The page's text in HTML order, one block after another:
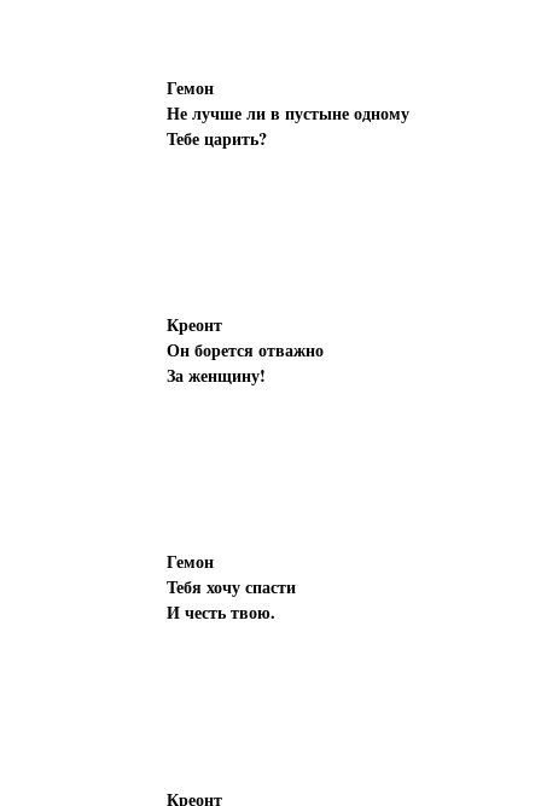
Гемон
Не лучше ли в пустыне одному
Тебе царить?
Креонт
Он борется отважно
За женщину!
Гемон
Тебя хочу спасти
И честь твою.
Креонт